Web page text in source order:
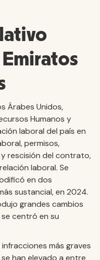
Árabes Unidos,
Humanos y
laboral del país en
permisos,
rescisión del contrato,
laboral. Se
en dos
sustancial, en 2024.
grandes cambios
centró en su
más graves
han elevado a entre